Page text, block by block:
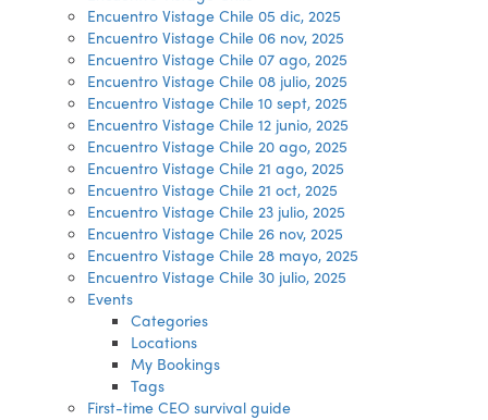
Encuentro Vistage Chile 05 dic, 2025
Encuentro Vistage Chile 06 nov, 2025
Encuentro Vistage Chile 07 ago, 2025
Encuentro Vistage Chile 08 julio, 2025
Encuentro Vistage Chile 10 sept, 2025
Encuentro Vistage Chile 12 junio, 2025
Encuentro Vistage Chile 20 ago, 2025
Encuentro Vistage Chile 21 ago, 2025
Encuentro Vistage Chile 21 oct, 2025
Encuentro Vistage Chile 23 julio, 2025
Encuentro Vistage Chile 26 nov, 2025
Encuentro Vistage Chile 28 mayo, 2025
Encuentro Vistage Chile 30 julio, 2025
Events
Categories
Locations
My Bookings
Tags
First-time CEO survival guide